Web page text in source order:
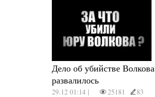
Дело об убийстве Волкова
развалилось
29.12 01:14 | 25181
83